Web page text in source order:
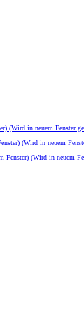
(Wird in neuem Fenster
(Wird in neuem
Fenster) (Wird in neuem